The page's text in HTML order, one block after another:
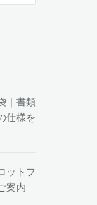
｜書類
仕様を
ットフ
案内